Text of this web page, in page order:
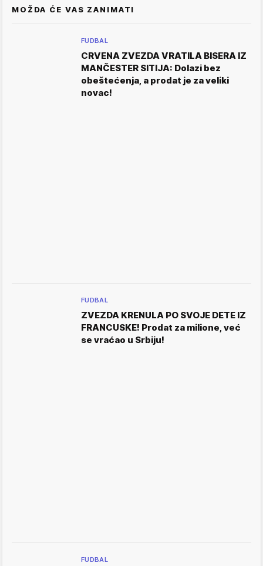
MOŽDA ĆE VAS ZANIMATI
FUDBAL
CRVENA ZVEZDA VRATILA BISERA IZ
MANČESTER SITIJA: Dolazi bez
obeštećenja, a prodat je za veliki
novac!
FUDBAL
ZVEZDA KRENULA PO SVOJE DETE IZ
FRANCUSKE! Prodat za milione, već
se vraćao u Srbiju!
FUDBAL